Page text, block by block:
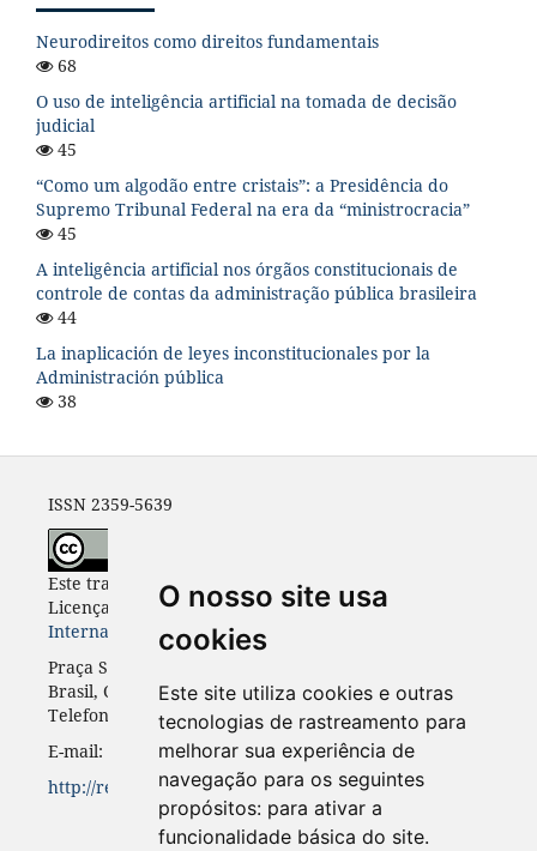
O nosso site usa
cookies
Este site utiliza cookies e outras
tecnologias de rastreamento para
melhorar sua experiência de
navegação para os seguintes
propósitos: para ativar a
funcionalidade básica do site.
Neurodireitos como direitos fundamentais
68
O uso de inteligência artificial na tomada de decisão
judicial
45
“Como um algodão entre cristais”: a Presidência do
Supremo Tribunal Federal na era da “ministrocracia”
45
A inteligência artificial nos órgãos constitucionais de
controle de contas da administração pública brasileira
44
La inaplicación de leyes inconstitucionales por la
Administración pública
38
ISSN 2359-5639
Este trabalho está licenciado com uma
Licença
Creative Commons - Atribuição 4.0
Internacional
.
Praça Santos Andrade, n. 50, 3º andar, Curitiba-PR,
Brasil, CEP 80.020-300
Telefone: +55 41 3352-0716
E-mail: rinc.ufpr@gmail.com
http://revistas.ufpr.br/rinc